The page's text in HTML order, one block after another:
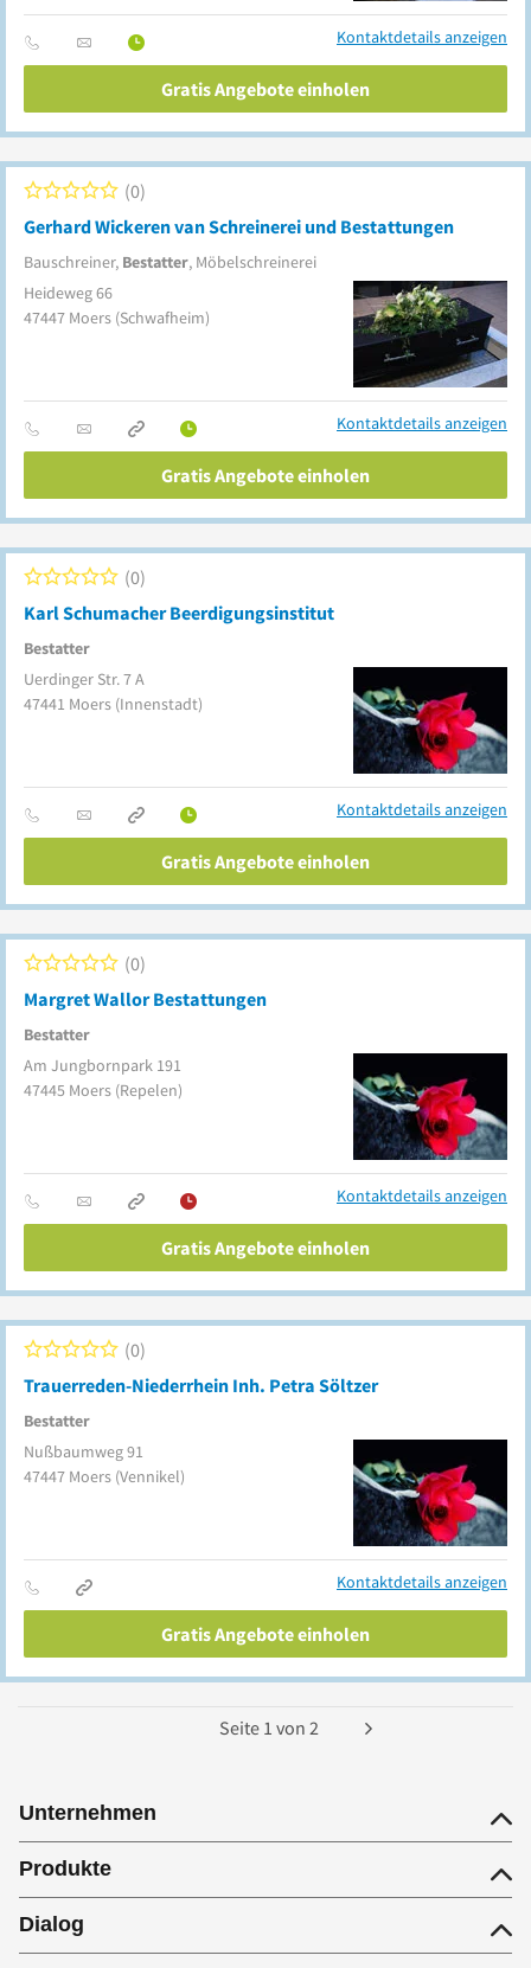
Kontaktdetails anzeigen
Gratis Angebote einholen
Gerhard Wickeren van Schreinerei und Bestattungen
Bauschreiner, Bestatter, Möbelschreinerei
0
Heideweg 66
47447 Moers (Schwafheim)
Kontaktdetails anzeigen
Gratis Angebote einholen
Karl Schumacher Beerdigungsinstitut
Bestatter
0
Uerdinger Str. 7 A
47441 Moers (Innenstadt)
Kontaktdetails anzeigen
Gratis Angebote einholen
Margret Wallor Bestattungen
Bestatter
0
Am Jungbornpark 191
47445 Moers (Repelen)
Kontaktdetails anzeigen
Gratis Angebote einholen
Trauerreden-Niederrhein Inh. Petra Söltzer
Bestatter
0
Nußbaumweg 91
47447 Moers (Vennikel)
Kontaktdetails anzeigen
Gratis Angebote einholen
Seite 1 von 2
Unternehmen
Produkte
Dialog